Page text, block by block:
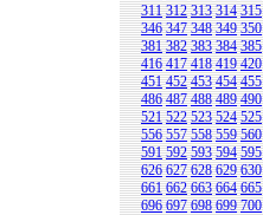
311 312 313 314 315
346 347 348 349 350
381 382 383 384 385
416 417 418 419 420
451 452 453 454 455
486 487 488 489 490
521 522 523 524 525
556 557 558 559 560
591 592 593 594 595
626 627 628 629 630
661 662 663 664 665
696 697 698 699 700